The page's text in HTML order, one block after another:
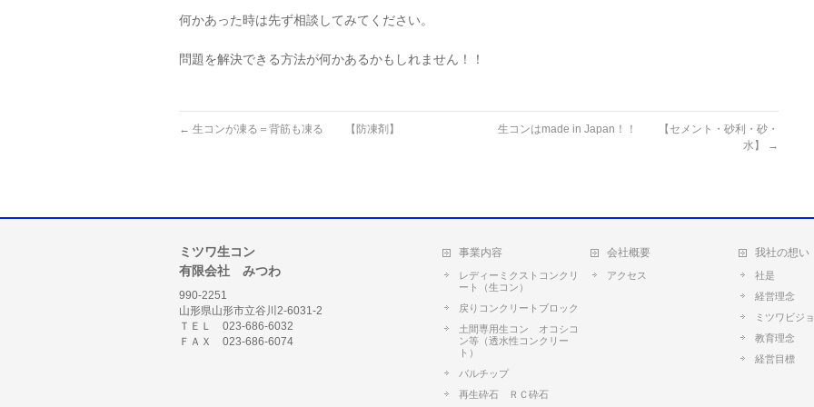
何かあった時は先ず相談してみてください。
問題を解決できる方法が何かあるかもしれません！！
← 生コンが凍る＝背筋も凍る 【防凍剤】
生コンはmade in Japan！！ 【セメント・砂利・砂・
水】
→
ミツワ生コン
有限会社 みつわ
990-2251
山形県山形市立谷川2-6031-2
ＴＥＬ 023-686-6032
ＦＡＸ 023-686-6074
事業内容
レディーミクストコンクリ
ート（生コン）
戻りコンクリートブロック
土間専用生コン オコシコ
ン等（透水性コンクリー
ト）
バルチップ
再生砕石 ＲＣ砕石
会社概要
アクセス
我社の想い
社是
経営理念
ミツワビジ
教育理念
経営目標